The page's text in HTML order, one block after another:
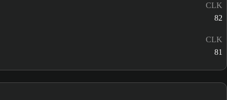
CLK
82
CLK
81